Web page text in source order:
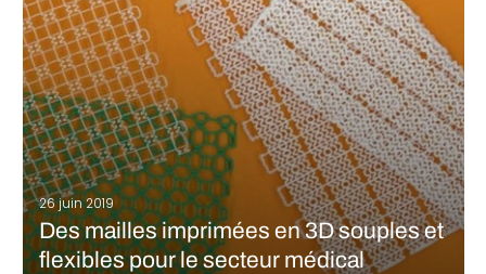
LIRE LA SUITE
26 juin 2019
Des mailles imprimées en 3D souples et
flexibles pour le secteur médical